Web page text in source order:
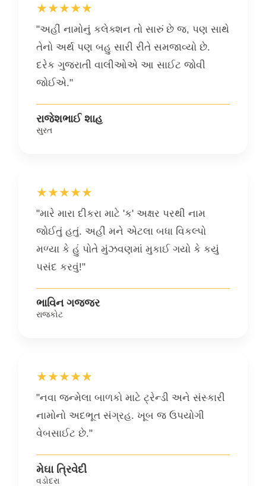
★★★★★
"અહીં નામોનું કલેક્શન તો સારું છે જ, પણ સાથે
તેનો અર્થ પણ બહુ સારી રીતે સમજાવ્યો છે.
દરેક ગુજરાતી વાલીઓએ આ સાઈટ જોવી
જોઈએ."
રાજેશભાઈ શાહ
સુરત
★★★★★
"મારે મારા દીકરા માટે 'ક' અક્ષર પરથી નામ
જોઈતું હતું. અહીં મને એટલા બધા વિકલ્પો
મળ્યા કે હું પોતે મુંઝવણમાં મુકાઈ ગયો કે કયું
પસંદ કરવું!"
ભાવિન ગજ્જર
રાજકોટ
★★★★★
"નવા જન્મેલા બાળકો માટે ટ્રેન્ડી અને સંસ્કારી
નામોનો અદભૂત સંગ્રહ. ખૂબ જ ઉપયોગી
વેબસાઈટ છે."
મેઘા ત્રિવેદી
વડોદરા